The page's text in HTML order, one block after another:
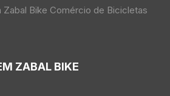
Zabal Bike Comércio de Bicicletas
ZABAL BIKE